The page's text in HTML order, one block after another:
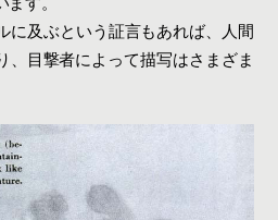
に及ぶという証言もあれば、人間
、目撃者によって描写はさまざま